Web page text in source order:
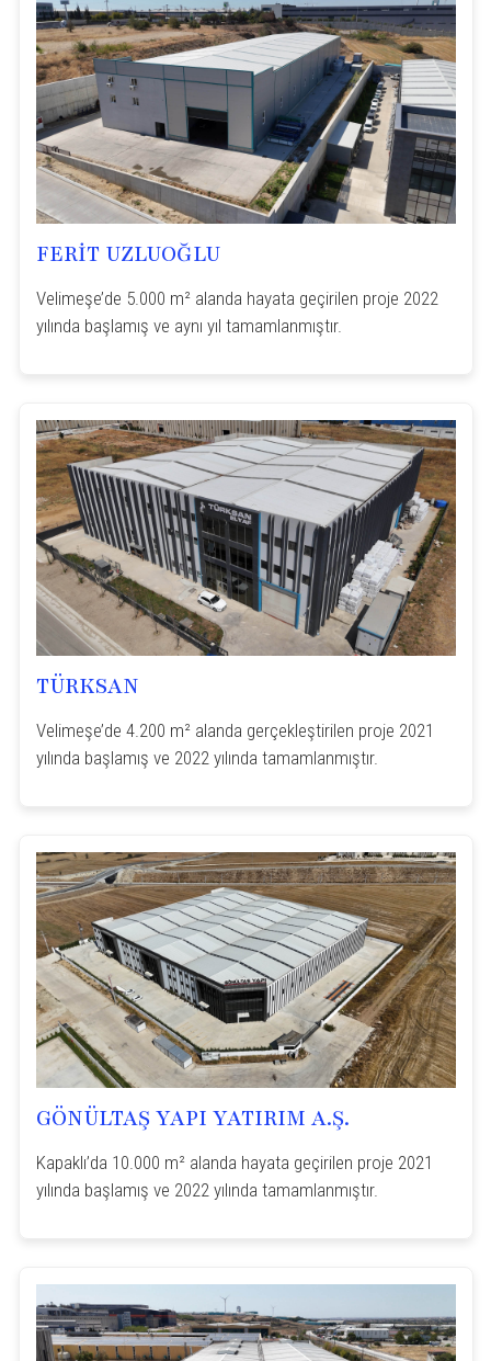
FERİT UZLUOĞLU
Velimeşe’de 5.000 m² alanda hayata geçirilen proje 2022
yılında başlamış ve aynı yıl tamamlanmıştır.
TÜRKSAN
Velimeşe’de 4.200 m² alanda gerçekleştirilen proje 2021
yılında başlamış ve 2022 yılında tamamlanmıştır.
GÖNÜLTAŞ YAPI YATIRIM A.Ş.
Kapaklı’da 10.000 m² alanda hayata geçirilen proje 2021
yılında başlamış ve 2022 yılında tamamlanmıştır.